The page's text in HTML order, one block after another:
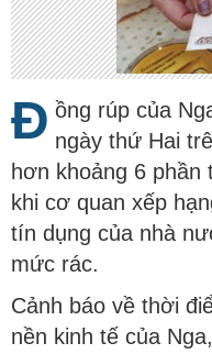
Đ ồng rúp của
ngày thứ Hai
hơn khoảng 6 phần
khi cơ quan xếp
tín dụng của nhà
mức rác.
Cảnh báo về thời
nền kinh tế của